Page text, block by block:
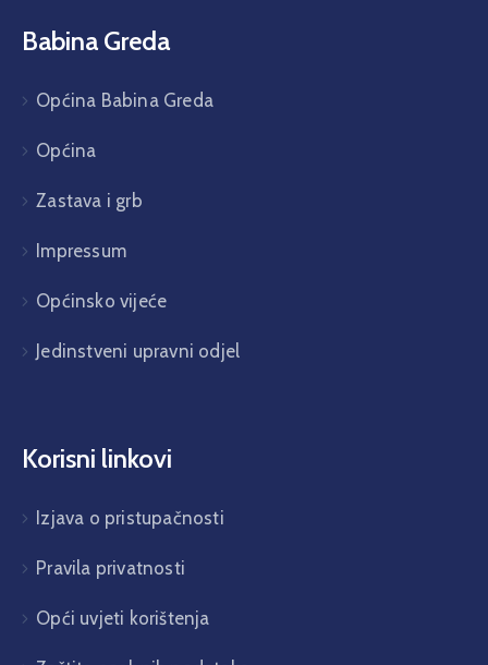
Babina Greda
Općina Babina Greda
Općina
Zastava i grb
Impressum
Općinsko vijeće
Jedinstveni upravni odjel
Korisni linkovi
Izjava o pristupačnosti
Pravila privatnosti
Opći uvjeti korištenja